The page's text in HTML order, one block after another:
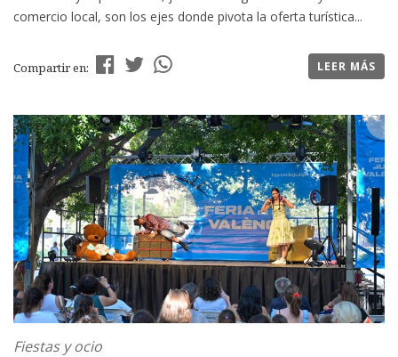
comercio local, son los ejes donde pivota la oferta turística...
Compartir en: LEER MÁS
Fiestas y ocio